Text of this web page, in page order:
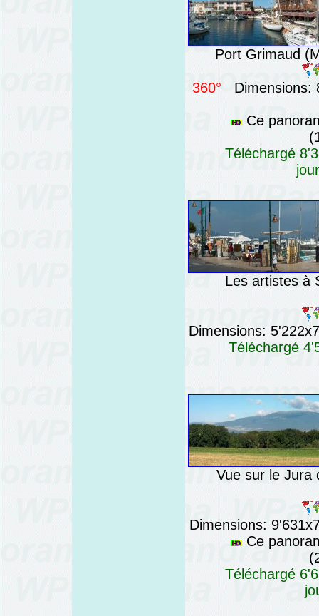
Port Grimaud
360° Dimensions:
Ce
Téléchargé
Les artistes à
Dimensions:
Téléchargé
Vue sur le Jura
Dimensions:
Ce
Téléchargé